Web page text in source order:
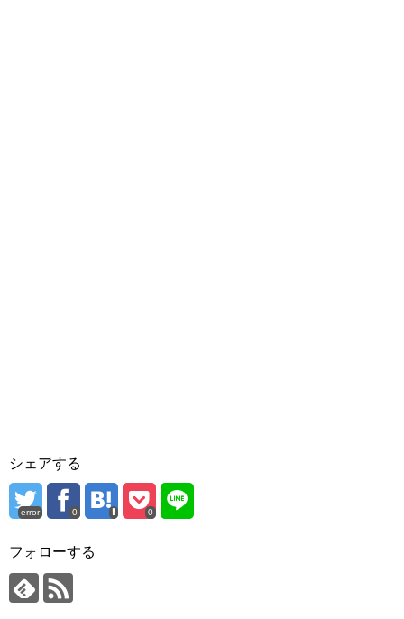
シェアする
error 0 0
フォローする